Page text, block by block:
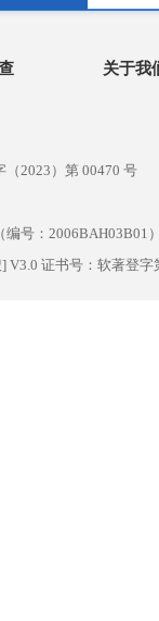
关于我
2023）第 00470 号
号：2006BAH03B01
证书号：软著登字